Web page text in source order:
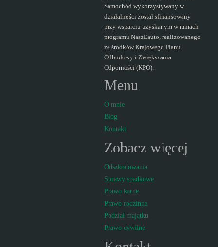
Samochód wykorzystywany w
działalności został sfinansowany
przy wsparciu uzyskanym w ramach
programu NaszEauto, realizowanego
ze środków Krajowego Planu
Odbudowy i Zwiększania
Odporności (KPO).
Menu
O mnie
Blog
Kontakt
Zobacz więcej
Odszkodowania
Sprawy spadkowe
Prawo karne
Prawo rodzinne
Podział majątku
Prawo cywilne